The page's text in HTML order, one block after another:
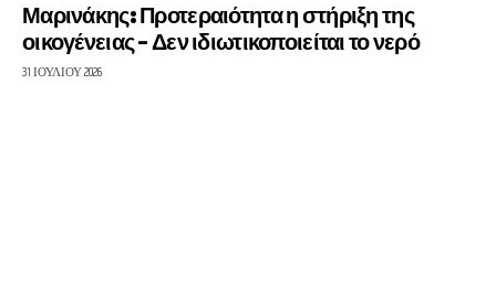
Μαρινάκης: Προτεραιότητα η στήριξη της
οικογένειας – Δεν ιδιωτικοποιείται το νερό
31 ΙΟΥΛΊΟΥ 2026